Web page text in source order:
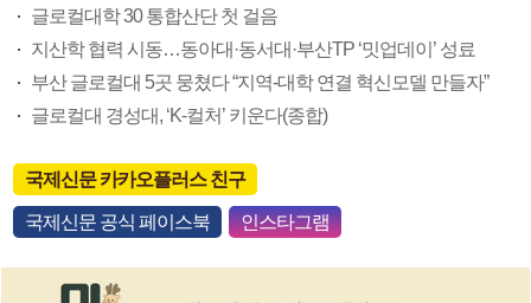
글로컬대학 30 통합산단 첫 걸음
지산학 협력 시동…동아대·동서대·부산TP ‘밋업데이’ 성료
부산 글로컬대 5곳 뭉쳤다 “지역-대학 연결 혁신모델 만들자”
글로컬대 경성대, ‘K-컬처’ 키운다(종합)
국제신문 카카오플러스 친구
국제신문 공식 페이스북 인스타그램